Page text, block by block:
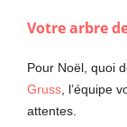
Votre arbre
Pour Noël, quoi
Gruss , l’équipe
attentes.